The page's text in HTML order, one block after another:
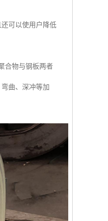
可以使用户降低
合物与钢板两者
曲、深冲等加